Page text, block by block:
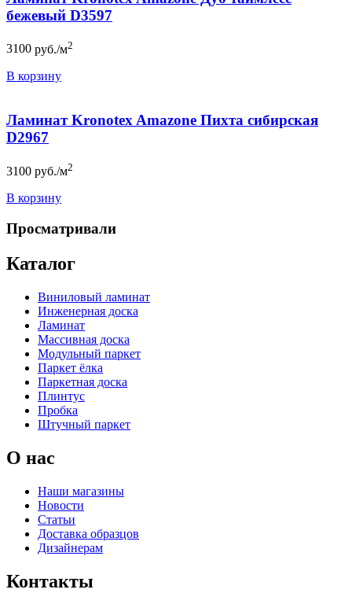
бежевый D3597
3100 руб./м2
В корзину
Ламинат Kronotex Amazone Пихта сибирская
D2967
3100 руб./м2
В корзину
Просматривали
Каталог
Виниловый ламинат
Инженерная доска
Ламинат
Массивная доска
Модульный паркет
Паркет ёлка
Паркетная доска
Плинтус
Пробка
Штучный паркет
О нас
Наши магазины
Новости
Статьи
Доставка образцов
Дизайнерам
Контакты